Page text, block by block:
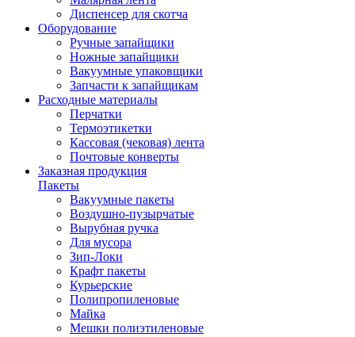
Диспенсер для скотча
Оборудование
Ручные запайщики
Ножные запайщики
Вакуумные упаковщики
Запчасти к запайщикам
Расходные материалы
Перчатки
Термоэтикетки
Кассовая (чековая) лента
Почтовые конверты
Заказная продукция
Пакеты
Вакуумные пакеты
Воздушно-пузырчатые
Вырубная ручка
Для мусора
Зип-Локи
Крафт пакеты
Курьерские
Полипропиленовые
Майка
Мешки полиэтиленовые